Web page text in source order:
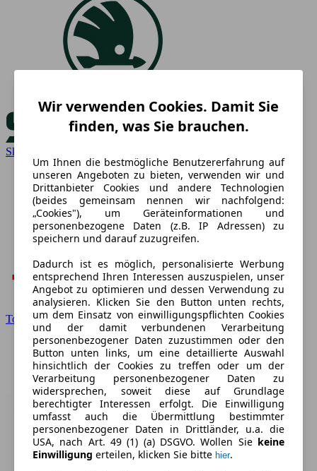
Skoda
Toyota
Wir verwenden Cookies. Damit Sie
finden, was Sie brauchen.
Um Ihnen die bestmögliche Benutzererfahrung auf
unseren Angeboten zu bieten, verwenden wir und
Drittanbieter Cookies und andere Technologien
(beides gemeinsam nennen wir nachfolgend:
„Cookies"), um Geräteinformationen und
personenbezogene Daten (z.B. IP Adressen) zu
speichern und darauf zuzugreifen.
Dadurch ist es möglich, personalisierte Werbung
entsprechend Ihren Interessen auszuspielen, unser
Angebot zu optimieren und dessen Verwendung zu
analysieren. Klicken Sie den Button unten rechts,
um dem Einsatz von einwilligungspflichten Cookies
und der damit verbundenen Verarbeitung
personenbezogener Daten zuzustimmen oder den
Button unten links, um eine detaillierte Auswahl
hinsichtlich der Cookies zu treffen oder um der
Verarbeitung personenbezogener Daten zu
widersprechen, soweit diese auf Grundlage
berechtigter Interessen erfolgt. Die Einwilligung
umfasst auch die Übermittlung bestimmter
personenbezogener Daten in Drittländer, u.a. die
USA, nach Art. 49 (1) (a) DSGVO. Wollen Sie keine
Einwilligung erteilen, klicken Sie bitte hier.